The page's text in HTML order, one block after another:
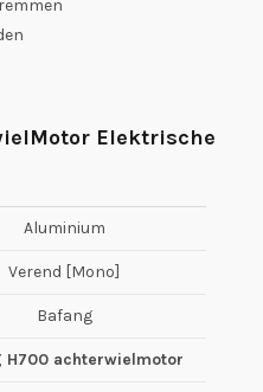
Elektrische
Aluminium
Verend [Mono]
Bafang
H700 achterwielmotor